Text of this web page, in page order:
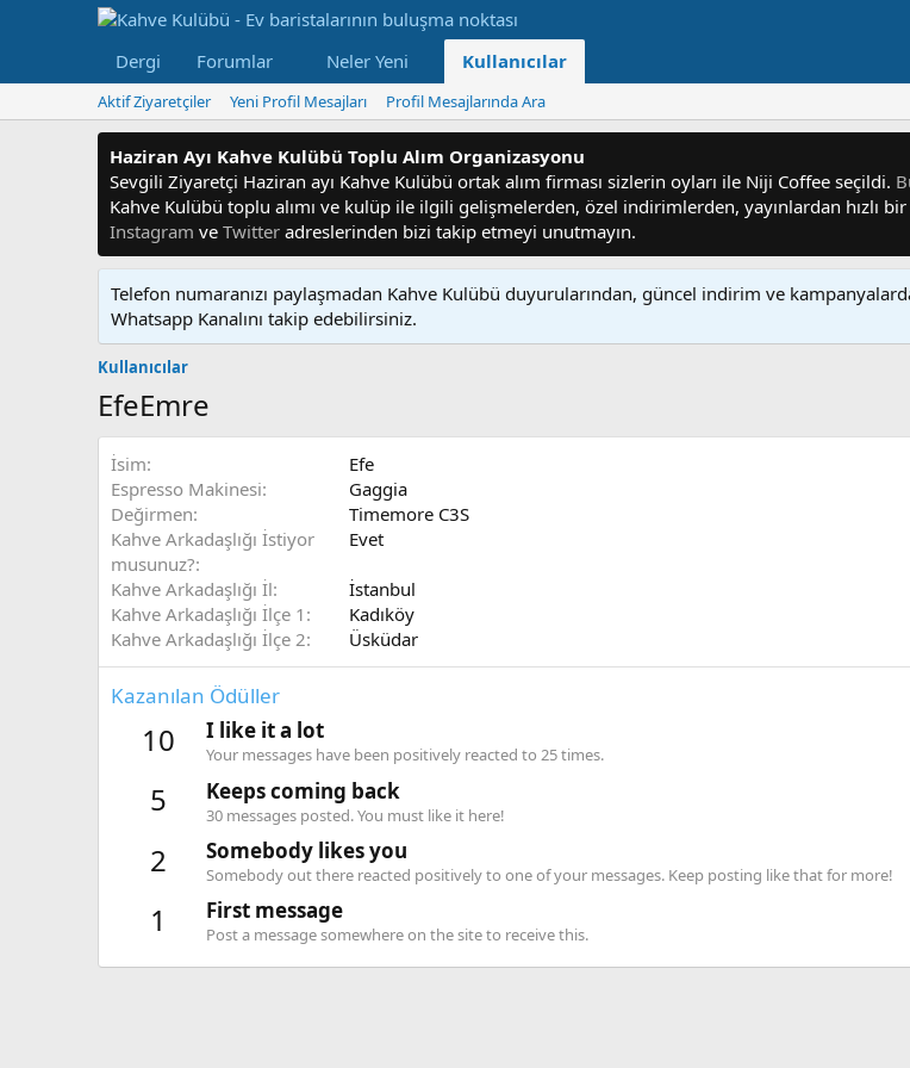
Dergi Forumlar Neler Yeni Kullanıcılar
Aktif Ziyaretçiler Yeni Profil Mesajları Profil Mesajlarında Ara
Haziran Ayı Kahve Kulübü Toplu Alım Organizasyonu
Sevgili Ziyaretçi Haziran ayı Kahve Kulübü ortak alım firması sizlerin oyları ile Niji Coffee seçildi.
Kahve Kulübü toplu alımı ve kulüp ile ilgili gelişmelerden, özel indirimlerden, yayınlardan hızlı
Instagram ve Twitter adreslerinden bizi takip etmeyi unutmayın.
Telefon numaranızı paylaşmadan Kahve Kulübü duyurularından, güncel indirim ve
Whatsapp Kanalını takip edebilirsiniz.
Kullanıcılar
EfeEmre
İsim
Efe
Espresso Makinesi
Gaggia
Değirmen
Timemore C3S
Kahve Arkadaşlığı İstiyor
musunuz?
Evet
Kahve Arkadaşlığı İl
İstanbul
Kahve Arkadaşlığı İlçe 1
Kadıköy
Kahve Arkadaşlığı İlçe 2
Üsküdar
Kazanılan Ödüller
10 I like it a lot
Your messages have been positively reacted to 25 times.
5 Keeps coming back
30 messages posted. You must like it here!
2 Somebody likes you
Somebody out there reacted positively to one of your messages. Keep posting like that for more!
1 First message
Post a message somewhere on the site to receive this.